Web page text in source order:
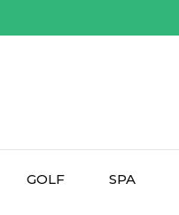
GOLF SPA